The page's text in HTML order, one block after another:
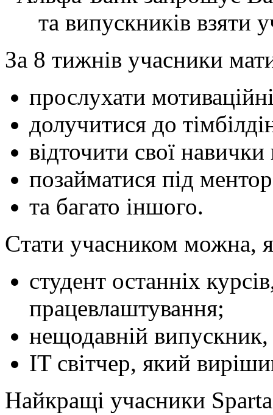
та випускників взяти
За 8 тижнів учасники
прослухати
долучитися до
відточити свої
позайматися під
та багато іншого.
Cтати учасником можна,
студент останніх
працевлаштування;
нещодавній
IT світчер, який
Найкращі учасники